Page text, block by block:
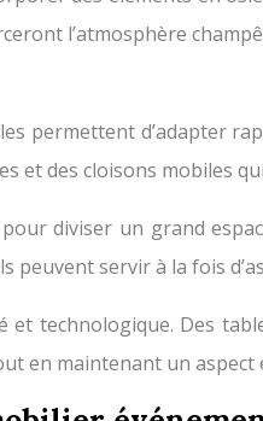
l’atmosphère
permettent d’adapter
et des cloisons mobiles
diviser un grand
servir à la fois
technologique. Des
en maintenant un aspect